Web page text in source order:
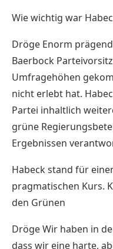
Wie wichtig war
Dröge Enorm
Baerbock
Umfragehöhen
nicht erlebt hat.
Partei inhaltlich
grüne
Ergebnissen
Habeck stand für
pragmatischen Kurs.
den Grünen
Dröge Wir haben in
dass wir eine harte,